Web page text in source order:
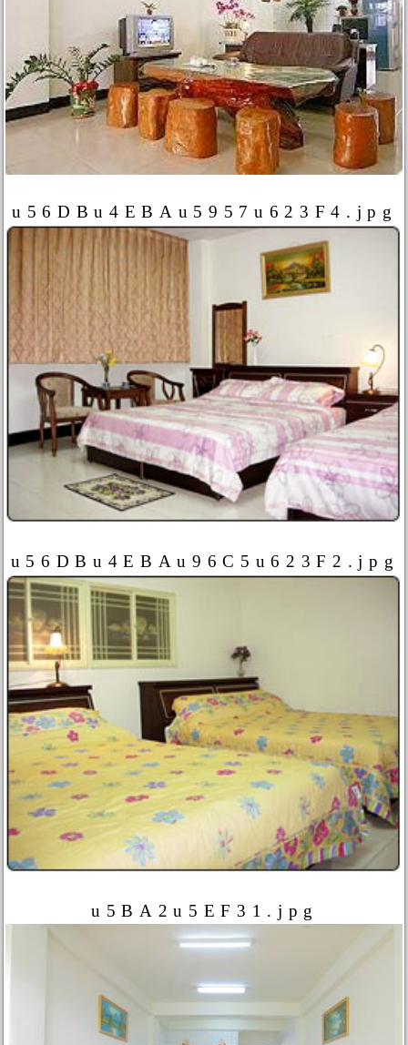
u56DBu4EBAu5957u623F4.jpg
u56DBu4EBAu96C5u623F2.jpg
u5BA2u5EF31.jpg